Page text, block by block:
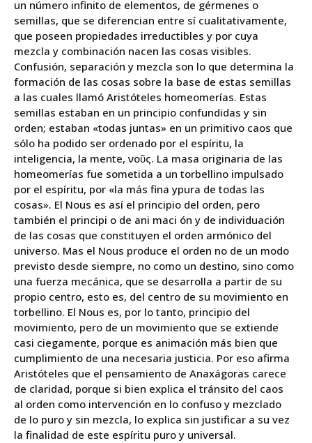
un número infinito de elementos, de gérmenes o
semillas, que se diferencian entre sí cualitativamente,
que poseen propiedades irreductibles y por cuya
mezcla y combinación nacen las cosas visibles.
Confusión, separación y mezcla son lo que determina la
formación de las cosas sobre la base de estas semillas
a las cuales llamó Aristóteles homeomerías. Estas
semillas estaban en un principio confundidas y sin
orden; estaban «todas juntas» en un primitivo caos que
sólo ha podido ser ordenado por el espíritu, la
inteligencia, la mente, νοῦς. La masa originaria de las
homeomerías fue sometida a un torbellino impulsado
por el espíritu, por «la más fina ypura de todas las
cosas». El Nous es así el principio del orden, pero
también el principi o de ani maci ón y de individuación
de las cosas que constituyen el orden armónico del
universo. Mas el Nous produce el orden no de un modo
previsto desde siempre, no como un destino, sino como
una fuerza mecánica, que se desarrolla a partir de su
propio centro, esto es, del centro de su movimiento en
torbellino. El Nous es, por lo tanto, principio del
movimiento, pero de un movimiento que se extiende
casi ciegamente, porque es animación más bien que
cumplimiento de una necesaria justicia. Por eso afirma
Aristóteles que el pensamiento de Anaxágoras carece
de claridad, porque si bien explica el tránsito del caos
al orden como intervención en lo confuso y mezclado
de lo puro y sin mezcla, lo explica sin justificar a su vez
la finalidad de este espíritu puro y universal.